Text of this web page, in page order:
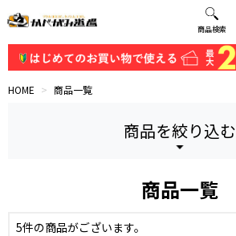
商品検索
HOME > 商品一覧
商品を絞り込む
商品一覧
5件の商品がございます。